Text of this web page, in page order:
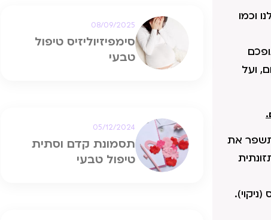
וכמו
ועל
תזונה מתאימה שתשפר את
חודשים של הקפדה תזונתית
סימפיזיוליזיס טיפול
טבעי
08/09/2025
תסמונת קדם וסתית
טיפול טבעי
05/12/2024